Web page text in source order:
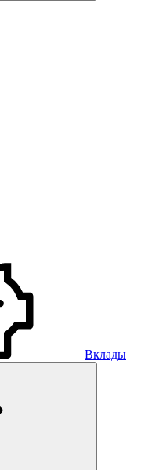
Вклады